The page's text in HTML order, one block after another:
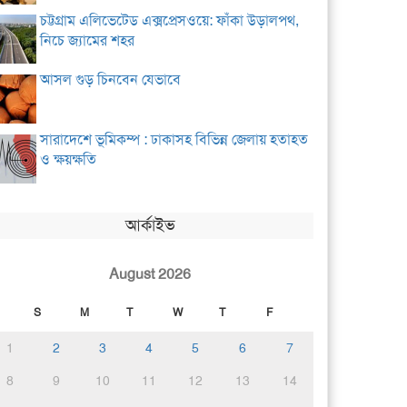
চট্টগ্রাম এলিভেটেড এক্সপ্রেসওয়ে: ফাঁকা উড়ালপথ,
নিচে জ্যামের শহর
আসল গুড় চিনবেন যেভাবে
সারাদেশে ভূমিকম্প : ঢাকাসহ বিভিন্ন জেলায় হতাহত
ও ক্ষয়ক্ষতি
আর্কাইভ
August 2026
S M T W T F
1 2 3 4 5 6
7
8
9 10 11 12 13
14